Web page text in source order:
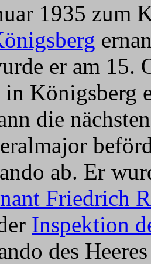
1935 zum
er am 15.
in Königsberg
die
ab. Er
Friedrich
Inspektion
des